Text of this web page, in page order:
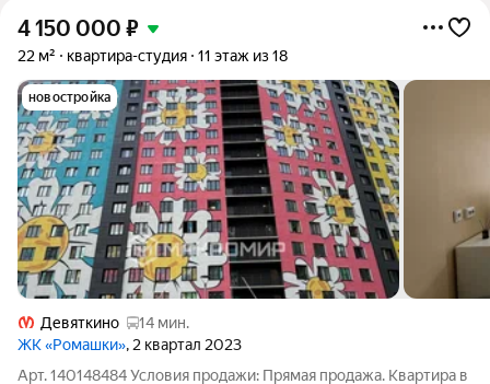
4 150 000 ₽
22 м² квартира-студия 11 этаж из 18
новостройка
Девяткино
14 мин.
ЖК «Ромашки», 2 квартал 2023
Арт. 140148484 Условия продажи: Прямая продажа. Квартира в